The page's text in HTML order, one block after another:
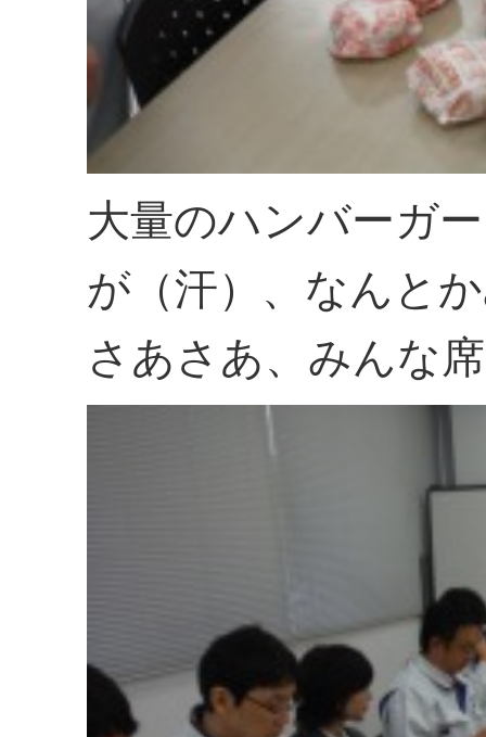
大量のハンバーガ
が（汗）、なんと
さあさあ、みんな